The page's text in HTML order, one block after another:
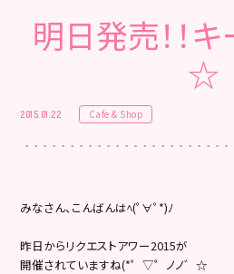
明日発売！！
☆
2015.01.22 Cafe & Shop
みなさん、こんばんはﾍ(ﾟ∀ﾟ*)ﾉ
昨日からリクエストアワー2015が
開催されていますね(*゜▽゜ノノ゛☆